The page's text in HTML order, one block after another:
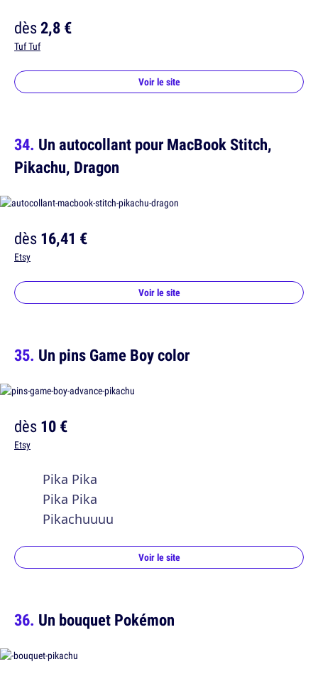
dès2,8 €
Tuf Tuf
Voir le site
Un autocollant pour MacBook Stitch,
Pikachu, Dragon
dès16,41 €
Etsy
Voir le site
Un pins Game Boy color
dès10 €
Etsy
Pika Pika
Pika Pika
Pikachuuuu
Voir le site
Un bouquet Pokémon